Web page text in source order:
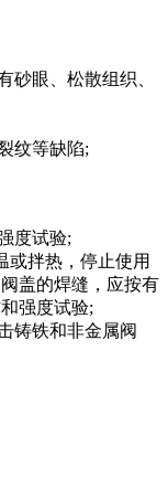
砂眼、松散组织、
纹等缺陷;
度试验;
或拌热，停止使用
盖的焊缝，应按有
强度试验;
铸铁和非金属阀